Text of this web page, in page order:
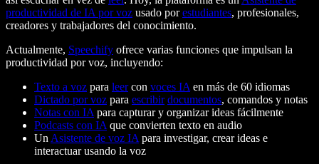
productividad de IA por voz usado porestudiantes, profesionales,
creadores y trabajadores del conocimiento.
Actualmente, Speechify ofrece varias funciones que impulsan la
productividad por voz, incluyendo:
Texto a voz para leercon voces IA en más de 60 idiomas
Dictado por voz para escribir documentos, comandos y notas
Notas con IA para capturar y organizar ideas fácilmente
Podcasts con IA que convierten texto en audio
Un Asistente de voz IA para investigar, crear ideas e
interactuar usando la voz